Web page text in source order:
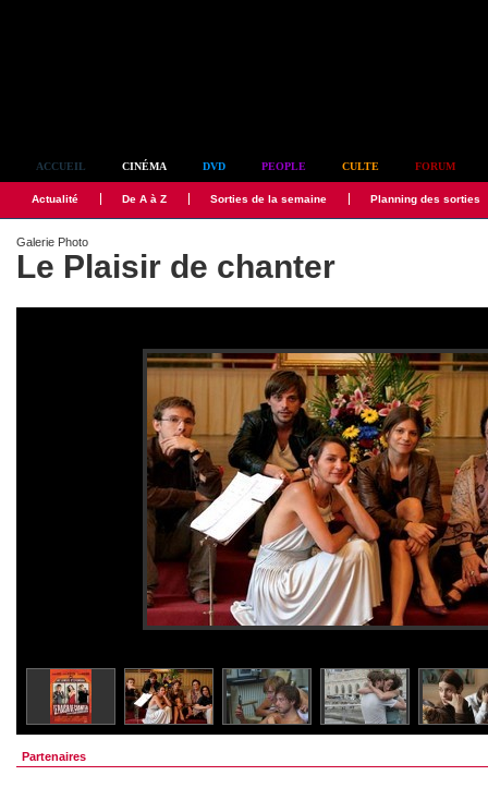
ACCUEIL CINÉMA DVD PEOPLE CULTE FORUM
Actualité De A à Z Sorties de la semaine Planning des sorties
Galerie Photo
Le Plaisir de chanter
Partenaires